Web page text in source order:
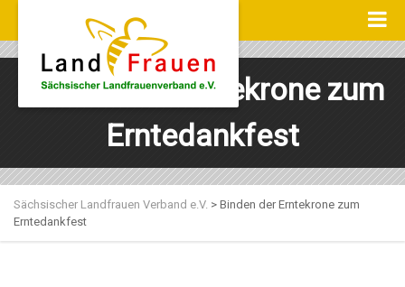
Binden der Erntekrone zum
Erntedankfest
Sächsischer Landfrauen Verband e.V. > Binden der Erntekrone zum
Erntedankfest